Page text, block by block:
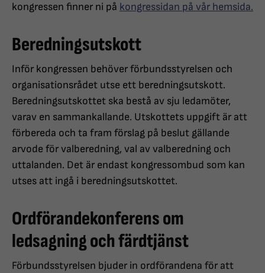
kongressen finner ni på kongressidan på vår hemsida.
Beredningsutskott
Inför kongressen behöver förbundsstyrelsen och
organisationsrådet utse ett beredningsutskott.
Beredningsutskottet ska bestå av sju ledamöter,
varav en sammankallande. Utskottets uppgift är att
förbereda och ta fram förslag på beslut gällande
arvode för valberedning, val av valberedning och
uttalanden. Det är endast kongressombud som kan
utses att ingå i beredningsutskottet.
Ordförandekonferens om
ledsagning och färdtjänst
Förbundsstyrelsen bjuder in ordförandena för att